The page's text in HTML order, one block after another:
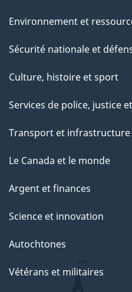
Environnement et
Sécurité nationale et
Culture, histoire et sport
Services de police, justice
Transport et infrastructure
Le Canada et le monde
Argent et finances
Science et innovation
Autochtones
Vétérans et militaires